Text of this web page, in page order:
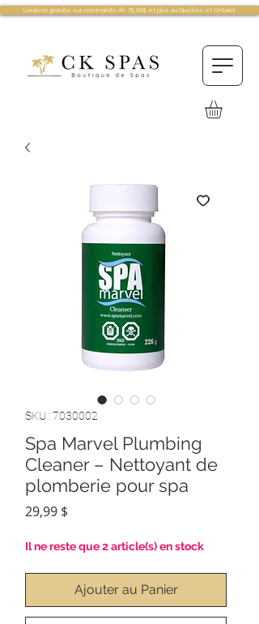
Livraison gratuite sur commande de 75.00$ et plus au Québec et Ontario!
SKU : 7030002
Spa Marvel Plumbing
Cleaner – Nettoyant de
plomberie pour spa
29,99 $
Il ne reste que 2 article(s) en stock
Ajouter au Panier